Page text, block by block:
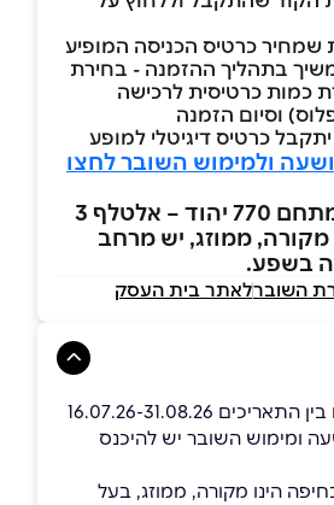
שמחיר כרטיס הכניסה המופיע
בתהליך ההזמנה - בחירת
כמות כרטיסית לרכישה
וסיום הזמנה
ולמימוש השובר לחצו
החל מה- 20.8 מתחם 770 יהוד – אלטלף 3
מקורה, ממוזג, יש מרחב
בשפע.
השוברלאתר בית העסק
16.07.26-31.08.26
ומימוש השובר יש להיכנס
הינו מקורה, ממוזג, בעל